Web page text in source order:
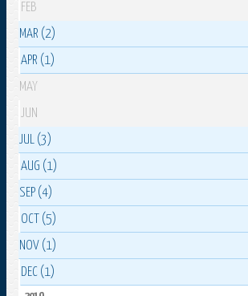
FEB
MAR (2)
APR (1)
MAY
JUN
JUL (3)
AUG (1)
SEP (4)
OCT (5)
NOV (1)
DEC (1)